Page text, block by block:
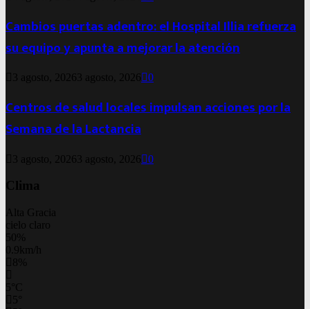
Cambios puertas adentro: el Hospital Illia refuerza
su equipo y apunta a mejorar la atención
3 agosto, 2026 3 agosto, 2026 0
Centros de salud locales impulsan acciones por la
Semana de la Lactancia
3 agosto, 2026 3 agosto, 2026 0
Clima
Alta Gracia
cielo claro
50%
0.9km/h
8%
5 C
5